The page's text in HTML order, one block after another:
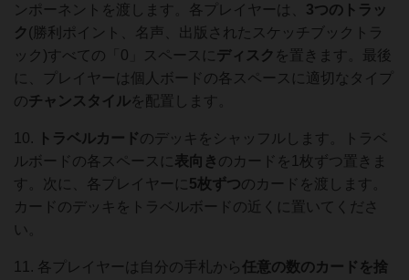
ンポーネントを渡します。各プレイヤーは、 3つのトラッ
ク (勝利ポイント、名声、出版されたスケッチブックトラ
ック)すべての「0」スペースに ディスク を置きます。最後
に、プレイヤーは個人ボードの各スペースに適切なタイプ
のチャンスタイルを配置します。
10. トラベルカードのデッキをシャッフルします。トラベ
ルボードの各スペースに 表向き のカードを1枚ずつ置きま
す。次に、各プレイヤーに 5枚ずつのカードを渡します。
カードのデッキをトラベルボードの近くに置いてくださ
い。
11. 各プレイヤーは自分の手札から 任意の数のカードを捨